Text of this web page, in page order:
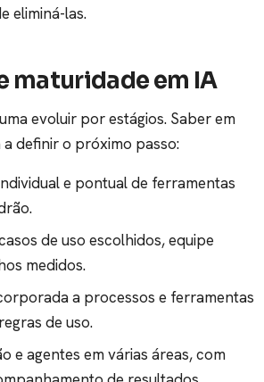
eliminá-las.
maturidade em IA
evoluir por estágios. Saber em
a definir o próximo passo:
e pontual de ferramentas
de uso escolhidos, equipe
medidos.
a processos e ferramentas
de uso.
e agentes em várias áreas, com